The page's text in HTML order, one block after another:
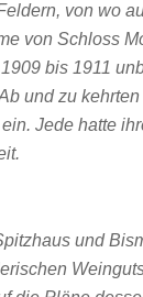
von wo
von Schloss
bis 1911
und zu
Jede hatte
und